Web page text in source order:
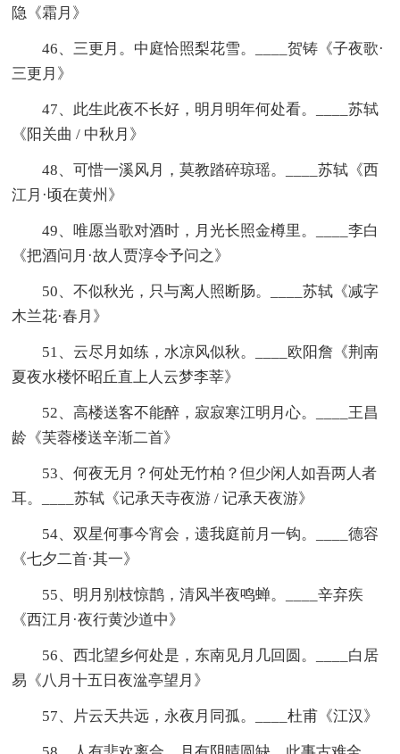
隐《霜月》
46、三更月。中庭恰照梨花雪。____贺铸《子夜歌·
三更月》
47、此生此夜不长好，明月明年何处看。____苏轼
《阳关曲 / 中秋月》
48、可惜一溪风月，莫教踏碎琼瑶。____苏轼《西
江月·顷在黄州》
49、唯愿当歌对酒时，月光长照金樽里。____李白
《把酒问月·故人贾淳令予问之》
50、不似秋光，只与离人照断肠。____苏轼《减字
木兰花·春月》
51、云尽月如练，水凉风似秋。____欧阳詹《荆南
夏夜水楼怀昭丘直上人云梦李莘》
52、高楼送客不能醉，寂寂寒江明月心。____王昌
龄《芙蓉楼送辛渐二首》
53、何夜无月？何处无竹柏？但少闲人如吾两人者
耳。____苏轼《记承天寺夜游 / 记承天夜游》
54、双星何事今宵会，遗我庭前月一钩。____德容
《七夕二首·其一》
55、明月别枝惊鹊，清风半夜鸣蝉。____辛弃疾
《西江月·夜行黄沙道中》
56、西北望乡何处是，东南见月几回圆。____白居
易《八月十五日夜湓亭望月》
57、片云天共远，永夜月同孤。____杜甫《江汉》